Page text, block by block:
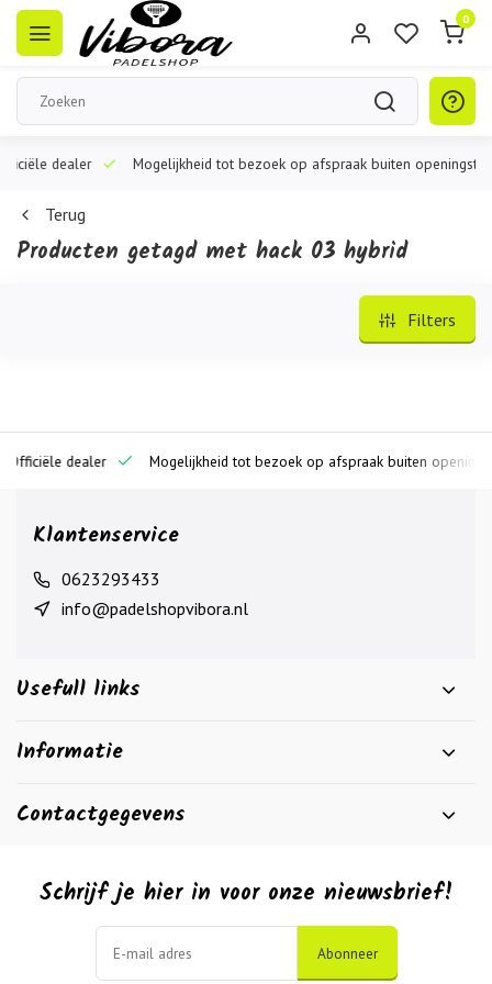
0
dealer Mogelijkheid tot bezoek op afspraak buiten openingstijden
Terug
Producten getagd met hack 03 hybrid
Filters
dealer Mogelijkheid tot bezoek op afspraak buiten
Klantenservice
0623293433
info@padelshopvibora.nl
Usefull links
Informatie
Contactgegevens
Schrijf je hier in voor onze nieuwsbrief!
Abonneer